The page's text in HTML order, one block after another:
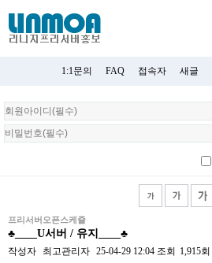
1:1문의 FAQ 접속자 새글
회
원
로
프리서버오픈스케쥴
♣____U서버 / 유지____♣
작성자 최고관리자 25-04-29 12:04 조회 1,915회